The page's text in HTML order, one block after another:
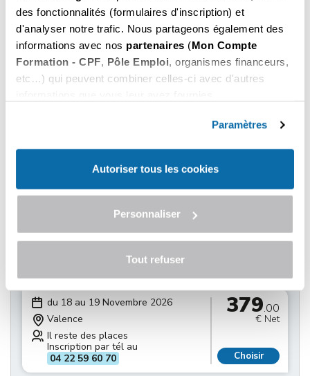
des fonctionnalités (formulaires d'inscription) et
d'analyser notre trafic. Nous partageons également des
informations avec nos partenaires (Mon Compte
Formation - CPF, Pôle Emploi, organismes financeurs,
etc…) qui peuvent combiner celles-ci avec d'autres
Autoriser tous les cookies", vous
Paramètres
Autoriser tous les cookies
Personnaliser
Tout refuser
du 28 au 29 Octobre 2026
Valence
Il reste des places
Inscription par tél au
04 22 59 60 70
379 .00
€ Net
Il reste des places
04 22 59 60 70
379.00
€ Net
du 11 au 12 Novembre 2026
Il reste des places
du 18 au 19 Novembre 2026
Valence
Il reste des places
Inscription par tél au
04 22 59 60 70
379.00
€ Net
Choisir